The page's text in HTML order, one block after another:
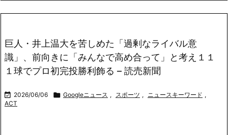
巨人・井上温大を苦しめた「過剰なライバル意
識」、前向きに「みんなで高め合って」と考え１１
１球でプロ初完投勝利飾る – 読売新聞
 2026/06/06  Googleニュース , スポーツ , ニュースキーワード ,
ACT